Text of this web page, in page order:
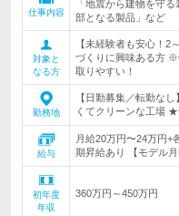
仕事内容
「地震から建物を守
部となる製品」など
対象と
なる方
【未経験者も安心！2
づくりに興味ある方 ※
取りやすい！
勤務地
【日勤募集／転勤な
くてクリーンな工場
給与
月給20万円〜24万円
期昇給あり 【モデル
初年度
年収
360万円～450万円